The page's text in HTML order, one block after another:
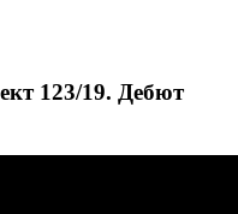
123/19. Дебют